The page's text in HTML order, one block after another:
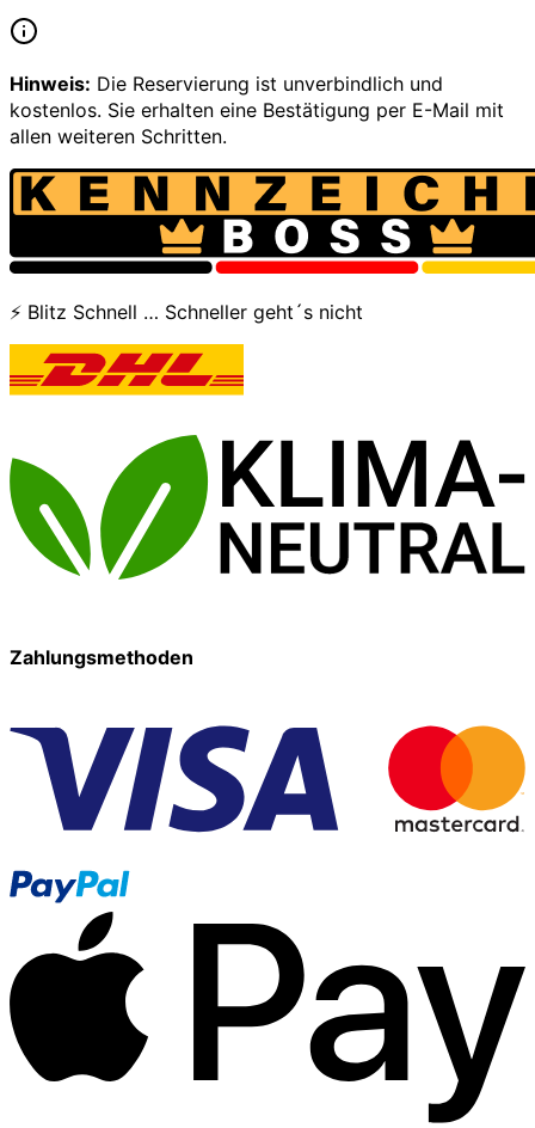
Hinweis: Die Reservierung ist unverbindlich und
kostenlos. Sie erhalten eine Bestätigung per E-Mail mit
allen weiteren Schritten.
⚡ Blitz Schnell … Schneller geht´s nicht
Zahlungsmethoden